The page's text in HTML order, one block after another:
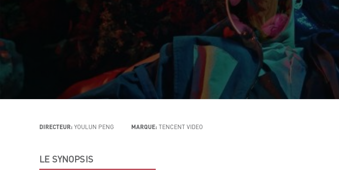
DIRECTEUR: YOULUN PENG MARQUE: TENCENT VIDEO
LE SYNOPSIS